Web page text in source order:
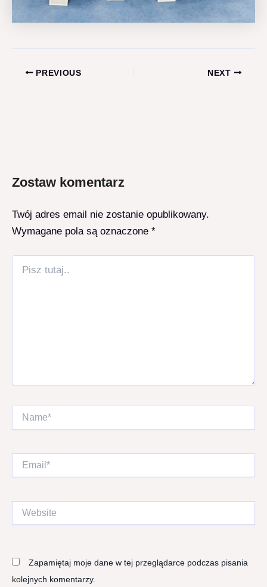
PostPREVIOUS NEXT
Zostaw komentarz
Twój adres email nie zostanie opublikowany.
Wymagane pola są oznaczone *
tutaj..
Name*
Zapamiętaj moje dane w tej przeglądarce podczas pisania
kolejnych komentarzy.